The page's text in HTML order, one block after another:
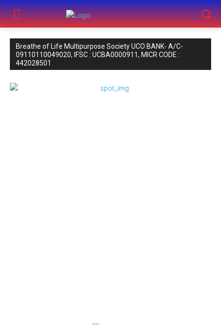
Breathe of Life Multipurpose Society UCO BANK- A/C-
09110110049020, IFSC : UCBA0000911, MICR CODE :
442028501